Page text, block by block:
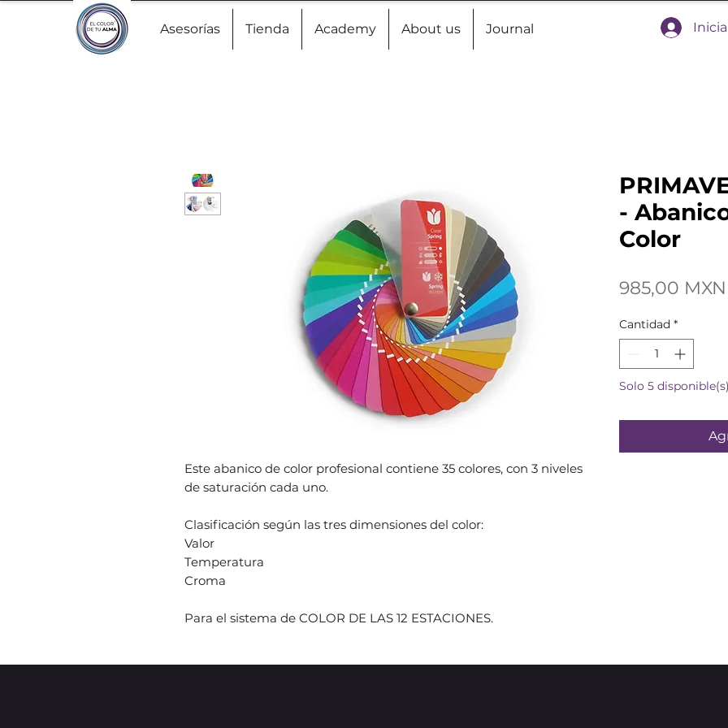
Asesorías Tienda Academy About us Journal
Este abanico de color profesional contiene 35 colores, con 3 niveles
de saturación cada uno.
Clasificación según las tres dimensiones del color:
Valor
Temperatura
Croma
Para el sistema de COLOR DE LAS 12 ESTACIONES.
-
Color
985,00 MXN
Cantidad *
Solo 5 disponible(s)